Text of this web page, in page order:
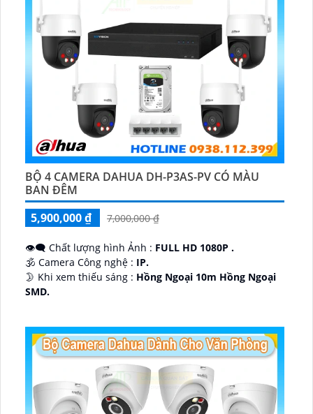
BỘ 4 CAMERA DAHUA DH-P3AS-PV CÓ MÀU
BAN ĐÊM
5,900,000 ₫
7,000,000 ₫
👁️‍🗨 Chất lượng hình Ảnh : FULL HD 1080P .
🕉️ Camera Công nghệ : IP.
🌛 Khi xem thiếu sáng : Hồng Ngoại 10m Hồng Ngoại
SMD.